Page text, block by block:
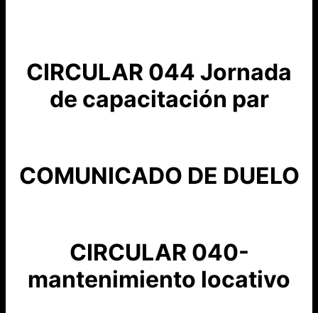
CIRCULAR 044 Jornada
de capacitación par
COMUNICADO DE DUELO
CIRCULAR 040-
mantenimiento locativo